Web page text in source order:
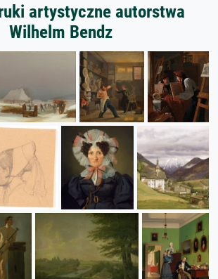
artystyczne autorstwa
Wilhelm Bendz